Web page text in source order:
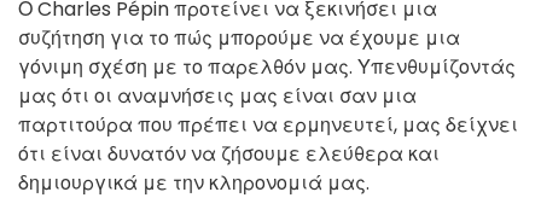
Ο Charles Pépin προτείνει να ξεκινήσει μια
συζήτηση για το πώς μπορούμε να έχουμε μια
γόνιμη σχέση με το παρελθόν μας. Υπενθυμίζοντάς
μας ότι οι αναμνήσεις μας είναι σαν μια
παρτιτούρα που πρέπει να ερμηνευτεί, μας δείχνει
ότι είναι δυνατόν να ζήσουμε ελεύθερα και
δημιουργικά με την κληρονομιά μας.